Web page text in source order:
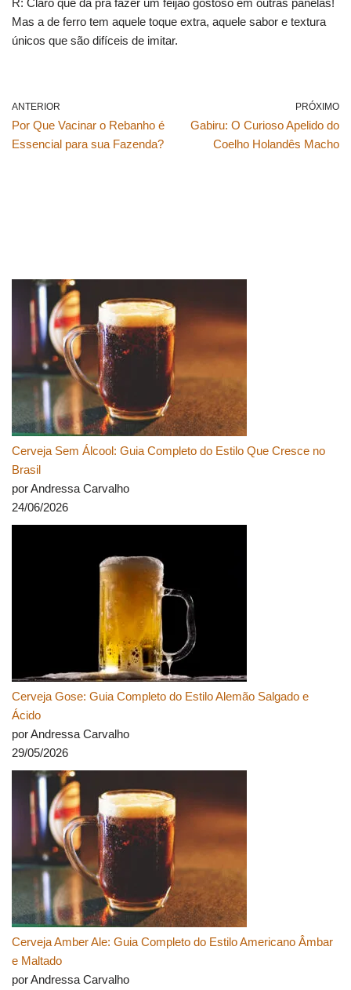
Mas a de ferro tem aquele toque extra, aquele sabor e textura
únicos que são difíceis de imitar.
ANTERIOR
Por Que Vacinar o Rebanho é
Essencial para sua Fazenda?
PRÓXIMO
Gabiru: O Curioso Apelido do
Coelho Holandês Macho
Cerveja Sem Álcool: Guia Completo do Estilo Que Cresce no
Brasil
por Andressa Carvalho
24/06/2026
Cerveja Gose: Guia Completo do Estilo Alemão Salgado e
Ácido
por Andressa Carvalho
29/05/2026
Cerveja Amber Ale: Guia Completo do Estilo Americano Âmbar
e Maltado
por Andressa Carvalho